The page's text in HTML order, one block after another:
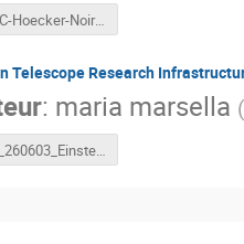
FCC-Hoecker-Noirmoutier-3Jun2026.pdf
Telescope Research
: maria marsella
09_260603_EinsteinTelescope_Marsella.pdf.pdf